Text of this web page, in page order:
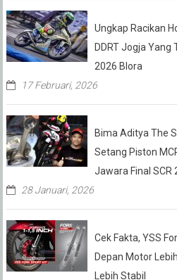
Ungkap Racikan
DDRT Jogja Yang
2026 Blora
17 Februari, 2026
Bima Aditya The
Setang Piston
Jawara Final SCR
28 Januari, 2026
Cek Fakta, YSS
Depan Motor
Lebih Stabil